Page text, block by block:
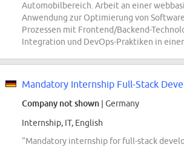
Automobilbereich. Arbeit an einer
Anwendung zur Optimierung von
Prozessen mit Frontend/Backend-
Integration und DevOps-Praktiken in
Company not shown | Germany
Internship, IT, English
“Mandatory internship for full-stack